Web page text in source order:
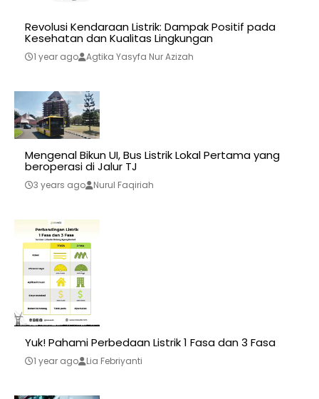
Revolusi Kendaraan Listrik: Dampak Positif pada
Kesehatan dan Kualitas Lingkungan
1 year ago Agtika Yasyfa Nur Azizah
Mengenal Bikun UI, Bus Listrik Lokal Pertama yang
beroperasi di Jalur TJ
3 years ago Nurul Faqiriah
Yuk! Pahami Perbedaan Listrik 1 Fasa dan 3 Fasa
1 year ago Lia Febriyanti